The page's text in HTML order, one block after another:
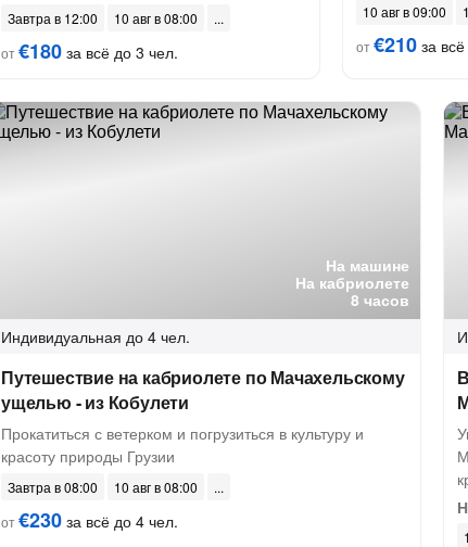
Завтра в 12:00
10 авг в 08:00
от€180 за всё до 3 чел.
10 авг в 09:00
от€210за
На машине
На кабриолете
8 часов
Индивидуальная до 4 чел.
Путешествие на кабриолете по Мачахельскому
ущелью - из Кобулети
Прокатиться с ветерком и погрузиться в культуру и
красоту природы Грузии
Завтра в 08:00
10 авг в 08:00
от€230 за всё до 4 чел.